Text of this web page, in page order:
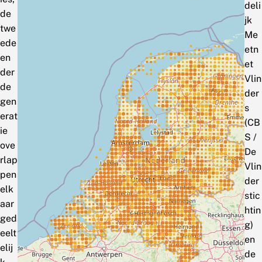
de
twe
ede
en
der
de
gen
erat
ie
ove
rlap
pen
elk
aar
ged
eelt
elij
deli
jk
Me
etn
et
Vlin
der
s
(CB
S /
De
Vlin
der
stic
htin
g)
en
de